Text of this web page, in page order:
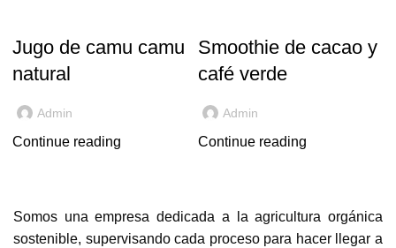
Jugo de camu camu
natural
Admin
Continue reading
RECETAS
Smoothie de cacao y
café verde
Admin
Continue reading
Somos una empresa dedicada a la agricultura orgánica
sostenible, supervisando cada proceso para hacer llegar a